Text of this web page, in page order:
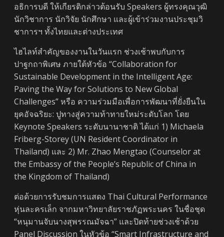
อธิการบดี ให้เกียรติกล่าวต้อนรับ Speakers ผู้ทรงคุณวุฒิ
นักวิชาการ นักวิจัย นักศึกษา และผู้เข้าร่วมงานประชุมวิ
ชาการฯ ทั้งไทยและต่างประเทศ
ไฮไลท์สำคัญของงานในวันแรก ช่วงเช้าพบกับการ
ปาฐกถาพิเศษ ภายใต้หัวข้อ “Collaboration for
Sustainable Development in the Intelligent Age:
Paving the Way for Solutions to New Global
Challenges” หรือ ความร่วมมือเพื่อการพัฒนาที่ยั่งยืนใน
ยุคอัจฉริยะ: ปูทางสู่ความท้าทายใหม่ระดับโลก โดย
Keynote Speakers ระดับนานาชาติ ได้แก่ 1) Michaela
Friberg-Storey (UN Resident Coordinator in
Thailand) และ 2) Mr. Zhao Mengtao (Counselor at
the Embassy of the People’s Republic of China in
the Kingdom of Thailand)
ต่อด้วยการรับชมการแสดง Thai Cultural Performance
หุ่นละครเล็ก จากมหาวิทยาลัยราชภัฏพระนคร ในชื่อชุด
“หนุมานจับนางสุพรรณมัจฉา” และปิดท้ายช่วงเช้าด้วย
Panel Discussion ในหัวข้อ “Smart Infrastructure and